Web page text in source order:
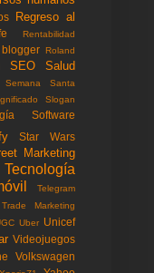
Regreso al
Rentabilidad
Roland
SEO
Salud
Semana Santa
Slogan
Software
Star Wars
Marketing
Tecnología
Telegram
Trade Marketing
Uber Unicef
Videojuegos
Volkswagen